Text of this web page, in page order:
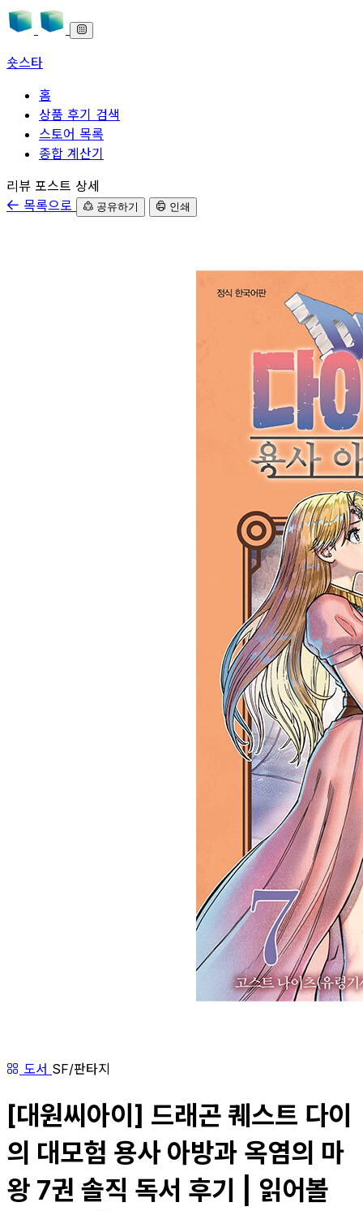
숏스타
홈
상품 후기 검색
스토어 목록
종합 계산기
본문으로 바로가기
리뷰 포스트 상세
목록으로
공유하기 인쇄
도서 SF/판타지
[대원씨아이] 드래곤 퀘스트 다이
의 대모험 용사 아방과 옥염의 마
왕 7권 솔직 독서 후기 | 읽어볼